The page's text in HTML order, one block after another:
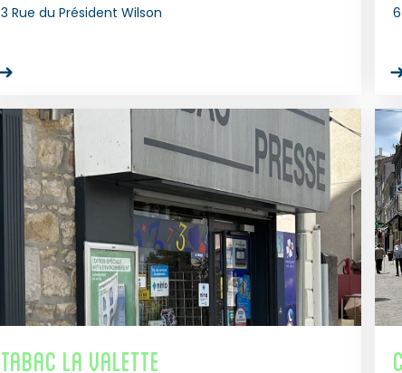
3 Rue du Président Wilson
Tabac La Valette